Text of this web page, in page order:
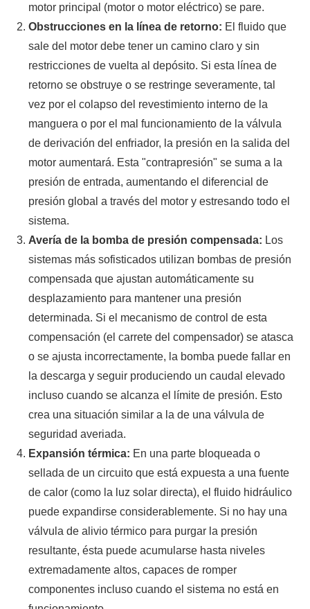
motor principal (motor o motor eléctrico) se pare.
Obstrucciones en la línea de retorno: El fluido que
sale del motor debe tener un camino claro y sin
restricciones de vuelta al depósito. Si esta línea de
retorno se obstruye o se restringe severamente, tal
vez por el colapso del revestimiento interno de la
manguera o por el mal funcionamiento de la válvula
de derivación del enfriador, la presión en la salida del
motor aumentará. Esta "contrapresión" se suma a la
presión de entrada, aumentando el diferencial de
presión global a través del motor y estresando todo el
sistema.
Avería de la bomba de presión compensada: Los
sistemas más sofisticados utilizan bombas de presión
compensada que ajustan automáticamente su
desplazamiento para mantener una presión
determinada. Si el mecanismo de control de esta
compensación (el carrete del compensador) se atasca
o se ajusta incorrectamente, la bomba puede fallar en
la descarga y seguir produciendo un caudal elevado
incluso cuando se alcanza el límite de presión. Esto
crea una situación similar a la de una válvula de
seguridad averiada.
Expansión térmica: En una parte bloqueada o
sellada de un circuito que está expuesta a una fuente
de calor (como la luz solar directa), el fluido hidráulico
puede expandirse considerablemente. Si no hay una
válvula de alivio térmico para purgar la presión
resultante, ésta puede acumularse hasta niveles
extremadamente altos, capaces de romper
componentes incluso cuando el sistema no está en